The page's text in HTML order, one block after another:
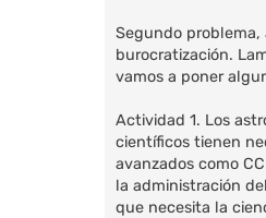
Segundo problema,
burocratización.
vamos a poner
Actividad 1. Los
científicos tienen
avanzados como
la administración
que necesita la